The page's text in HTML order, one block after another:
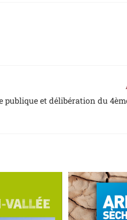
publique et délibération du